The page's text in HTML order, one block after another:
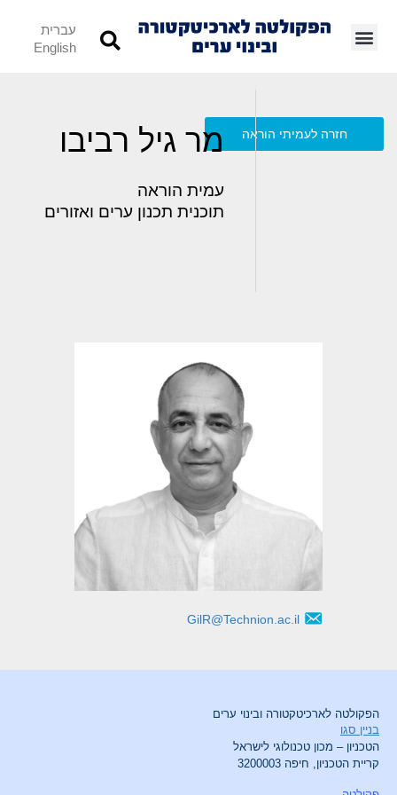
עברית
English
חזרה לעמיתי הוראה מר גיל רביבו
עמית הוראה
תוכנית תכנון ערים ואזורים
GilR@Technion.ac.il
הפקולטה לארכיטקטורה ובינוי ערים
בניין סגו
הטכניון – מכון טכנולוגי לישראל
קריית הטכניון, חיפה 3200003